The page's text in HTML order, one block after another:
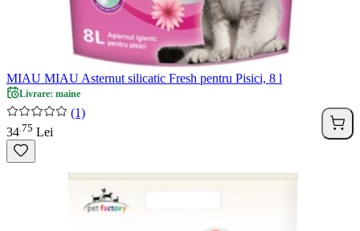
MIAU MIAU Asternut silicatic Fresh pentru Pisici, 8 l
Livrare: maine
(1)
34 75 Lei